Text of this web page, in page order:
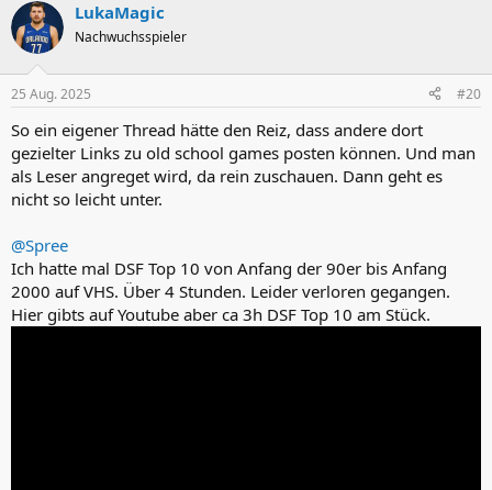
k
t
i
e
:
LukaMagic
Nachwuchsspieler
25 Aug. 2025 #20
So ein eigener Thread hätte den Reiz, dass andere dort
gezielter Links zu old school games posten können. Und man
als Leser angreget wird, da rein zuschauen. Dann geht es
nicht so leicht unter.
@Spree
Ich hatte mal DSF Top 10 von Anfang der 90er bis Anfang
2000 auf VHS. Über 4 Stunden. Leider verloren gegangen.
Hier gibts auf Youtube aber ca 3h DSF Top 10 am Stück.